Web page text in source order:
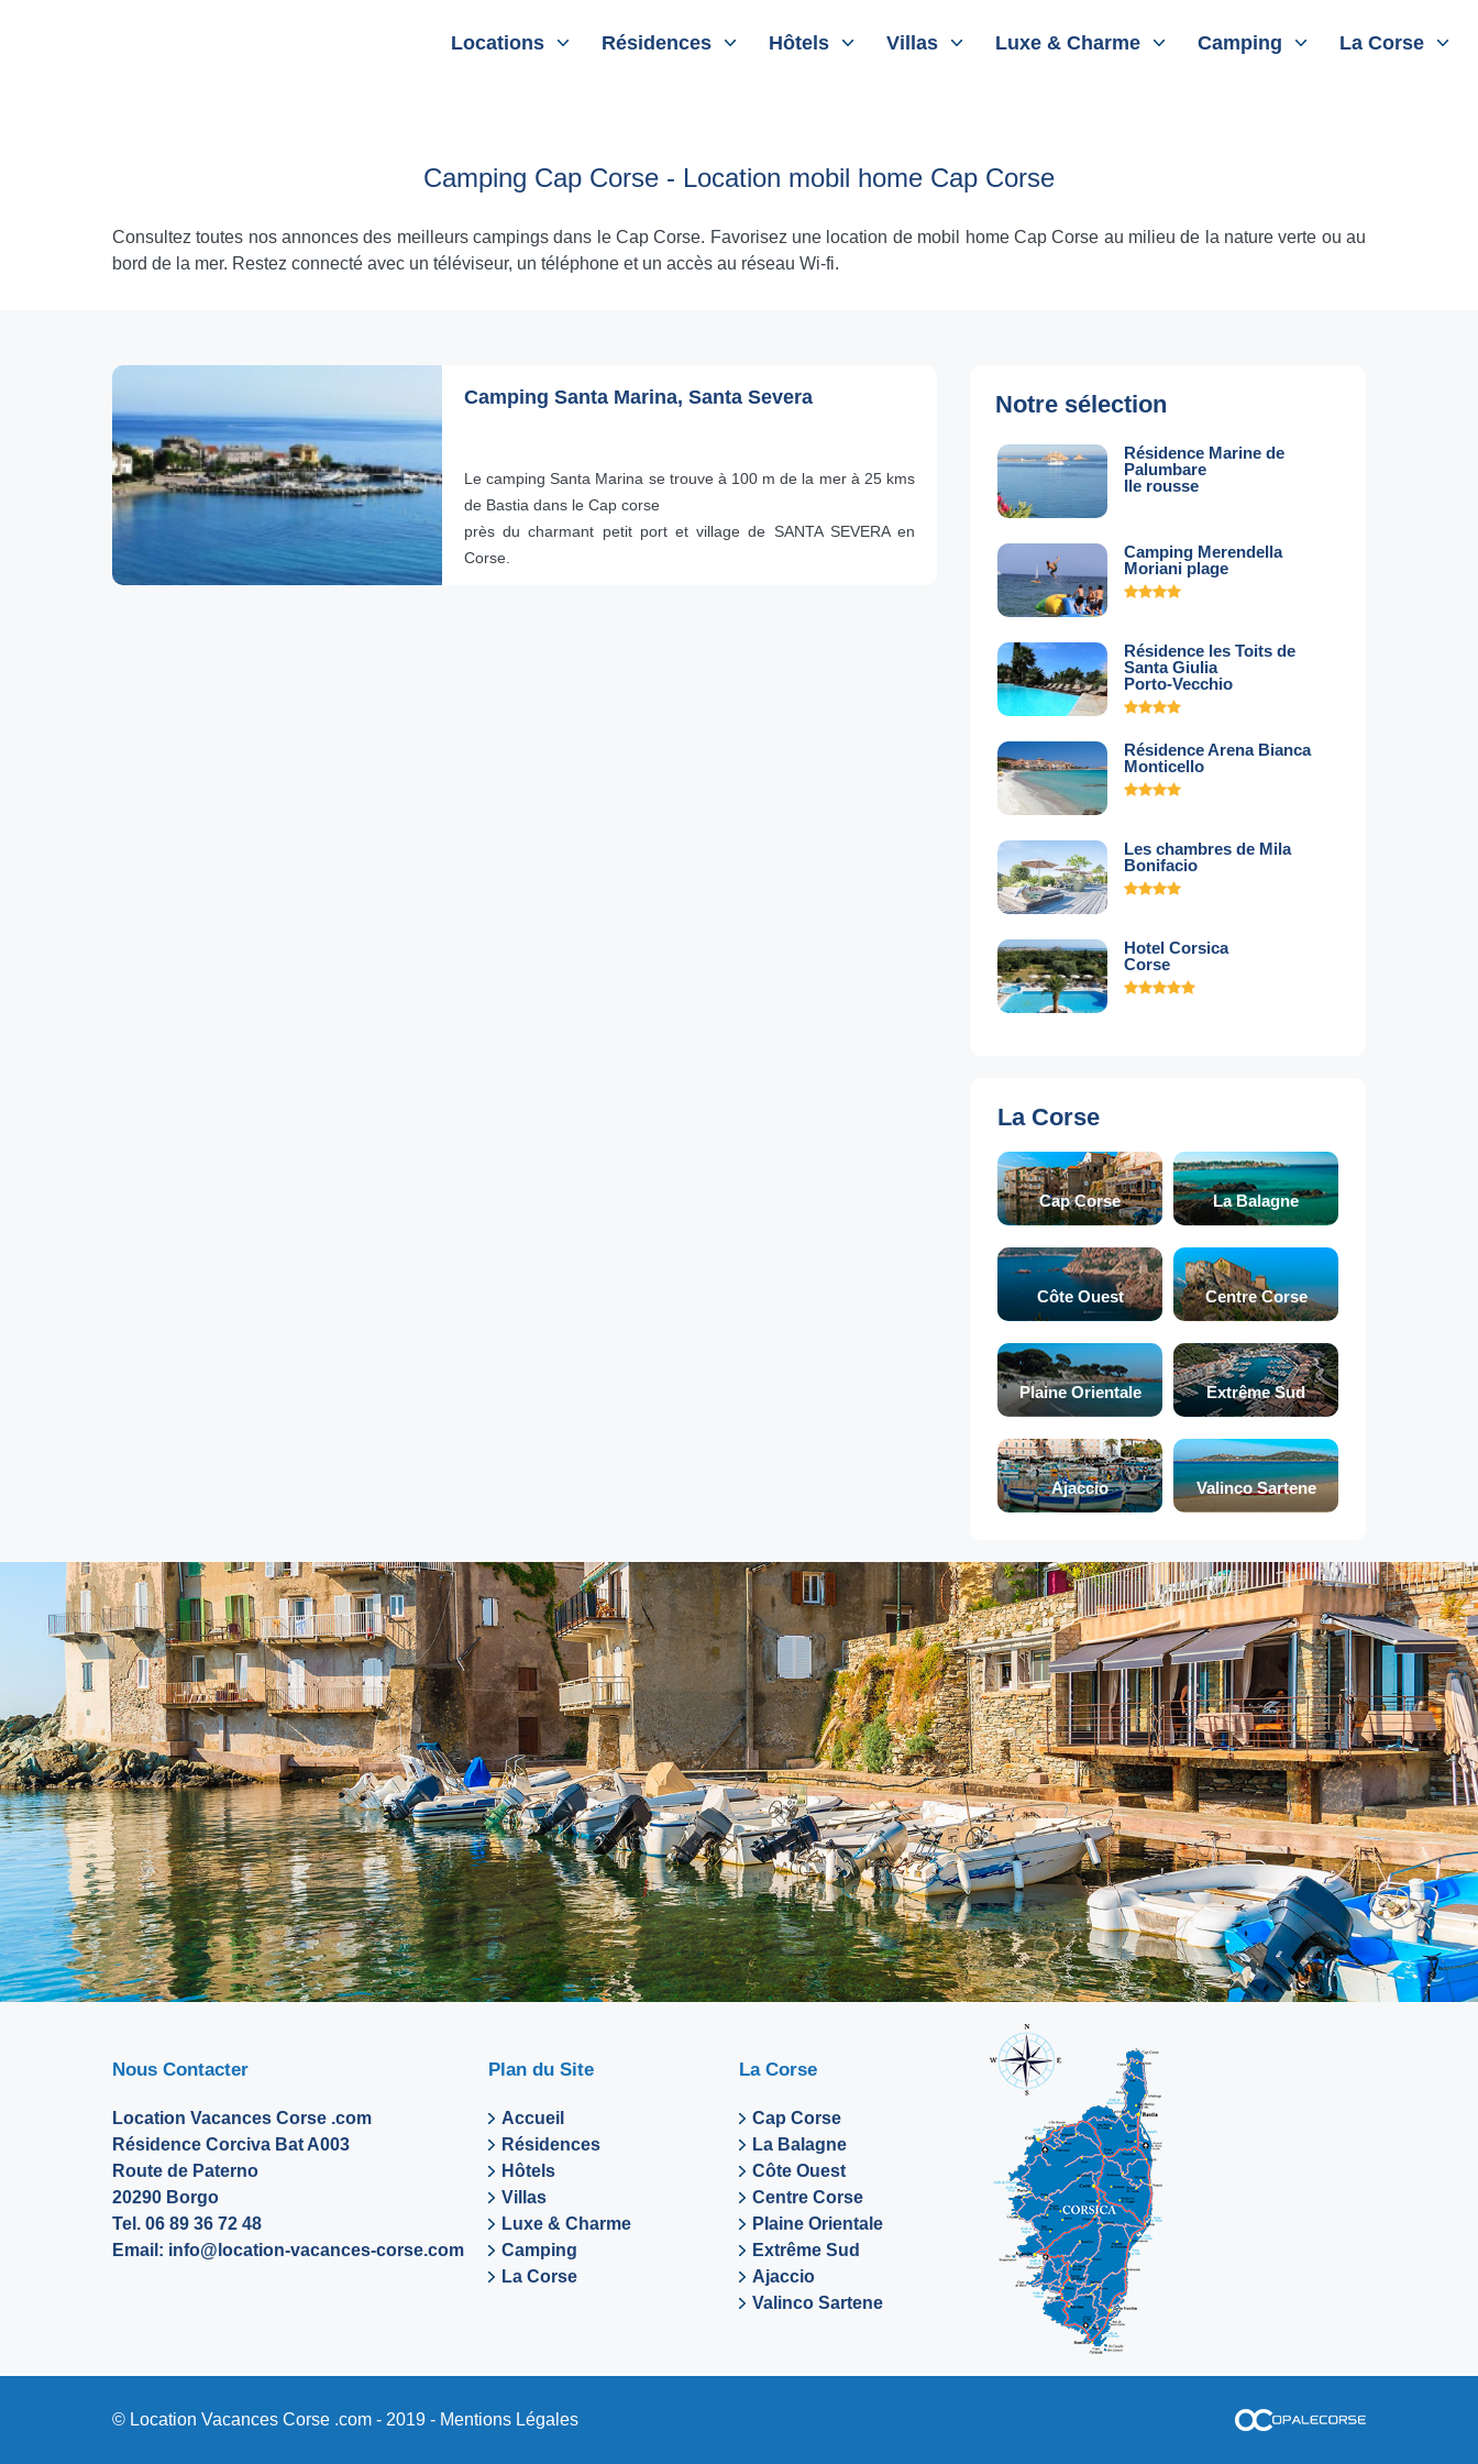
Locations Résidences Hôtels Villas Luxe & Charme Camping La Corse
Camping Cap Corse - Location mobil home Cap Corse
Consultez toutes nos annonces des meilleurs campings dans le Cap Corse. Favorisez une location de mobil home Cap Corse au milieu de la nature verte ou au
bord de la mer. Restez connecté avec un téléviseur, un téléphone et un accès au réseau Wi-fi.
Notre sélection
Résidence Marine de
Palumbare
Ile rousse
Camping Merendella
Moriani plage
Résidence les Toits de
Santa Giulia
Porto-Vecchio
Résidence Arena Bianca
Monticello
Les chambres de Mila
Bonifacio
Hotel Corsica
Corse
La Corse
Cap Corse La Balagne
Côte Ouest Centre Corse
Plaine Orientale Extrême Sud
Ajaccio Valinco Sartene
Camping Santa Marina, Santa Severa
Le camping Santa Marina se trouve à 100 m de la mer à 25 kms
de Bastia dans le Cap corse
près du charmant petit port et village de SANTA SEVERA en
Corse.
Nous Contacter
Location Vacances Corse .com
Résidence Corciva Bat A003
Route de Paterno
20290 Borgo
Tel. 06 89 36 72 48
Email: info@location-vacances-corse.com
Plan du Site
Accueil
Résidences
Hôtels
Villas
Luxe & Charme
Camping
La Corse
La Corse
Cap Corse
La Balagne
Côte Ouest
Centre Corse
Plaine Orientale
Extrême Sud
Ajaccio
Valinco Sartene
© Location Vacances Corse .com - 2019 - Mentions Légales